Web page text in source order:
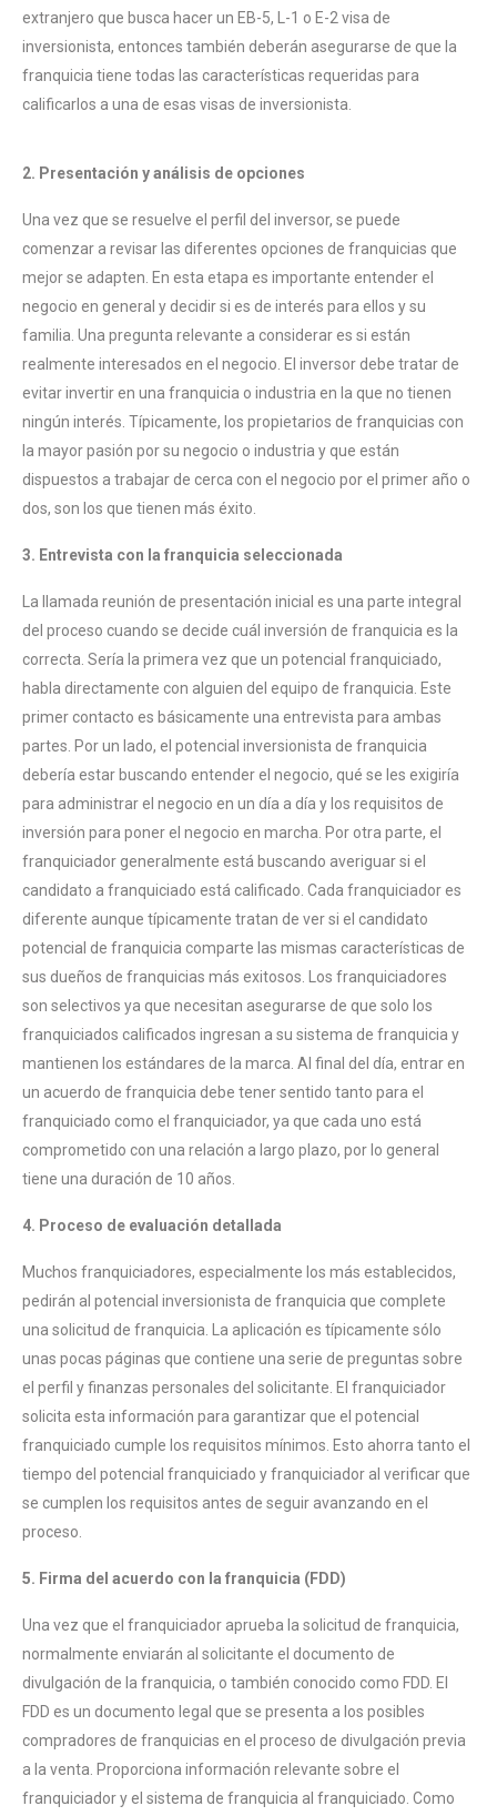
extranjero que busca hacer un EB-5, L-1 o E-2 visa de
inversionista, entonces también deberán asegurarse de que la
franquicia tiene todas las características requeridas para
calificarlos a una de esas visas de inversionista.
2. Presentación y análisis de opciones
Una vez que se resuelve el perfil del inversor, se puede
comenzar a revisar las diferentes opciones de franquicias que
mejor se adapten. En esta etapa es importante entender el
negocio en general y decidir si es de interés para ellos y su
familia. Una pregunta relevante a considerar es si están
realmente interesados en el negocio. El inversor debe tratar de
evitar invertir en una franquicia o industria en la que no tienen
ningún interés. Típicamente, los propietarios de franquicias con
la mayor pasión por su negocio o industria y que están
dispuestos a trabajar de cerca con el negocio por el primer año o
dos, son los que tienen más éxito.
3. Entrevista con la franquicia seleccionada
La llamada reunión de presentación inicial es una parte integral
del proceso cuando se decide cuál inversión de franquicia es la
correcta. Sería la primera vez que un potencial franquiciado,
habla directamente con alguien del equipo de franquicia. Este
primer contacto es básicamente una entrevista para ambas
partes. Por un lado, el potencial inversionista de franquicia
debería estar buscando entender el negocio, qué se les exigiría
para administrar el negocio en un día a día y los requisitos de
inversión para poner el negocio en marcha. Por otra parte, el
franquiciador generalmente está buscando averiguar si el
candidato a franquiciado está calificado. Cada franquiciador es
diferente aunque típicamente tratan de ver si el candidato
potencial de franquicia comparte las mismas características de
sus dueños de franquicias más exitosos. Los franquiciadores
son selectivos ya que necesitan asegurarse de que solo los
franquiciados calificados ingresan a su sistema de franquicia y
mantienen los estándares de la marca. Al final del día, entrar en
un acuerdo de franquicia debe tener sentido tanto para el
franquiciado como el franquiciador, ya que cada uno está
comprometido con una relación a largo plazo, por lo general
tiene una duración de 10 años.
4. Proceso de evaluación detallada
Muchos franquiciadores, especialmente los más establecidos,
pedirán al potencial inversionista de franquicia que complete
una solicitud de franquicia. La aplicación es típicamente sólo
unas pocas páginas que contiene una serie de preguntas sobre
el perfil y finanzas personales del solicitante. El franquiciador
solicita esta información para garantizar que el potencial
franquiciado cumple los requisitos mínimos. Esto ahorra tanto el
tiempo del potencial franquiciado y franquiciador al verificar que
se cumplen los requisitos antes de seguir avanzando en el
proceso.
5. Firma del acuerdo con la franquicia (FDD)
Una vez que el franquiciador aprueba la solicitud de franquicia,
normalmente enviarán al solicitante el documento de
divulgación de la franquicia, o también conocido como FDD. El
FDD es un documento legal que se presenta a los posibles
compradores de franquicias en el proceso de divulgación previa
a la venta. Proporciona información relevante sobre el
franquiciador y el sistema de franquicia al franquiciado. Como